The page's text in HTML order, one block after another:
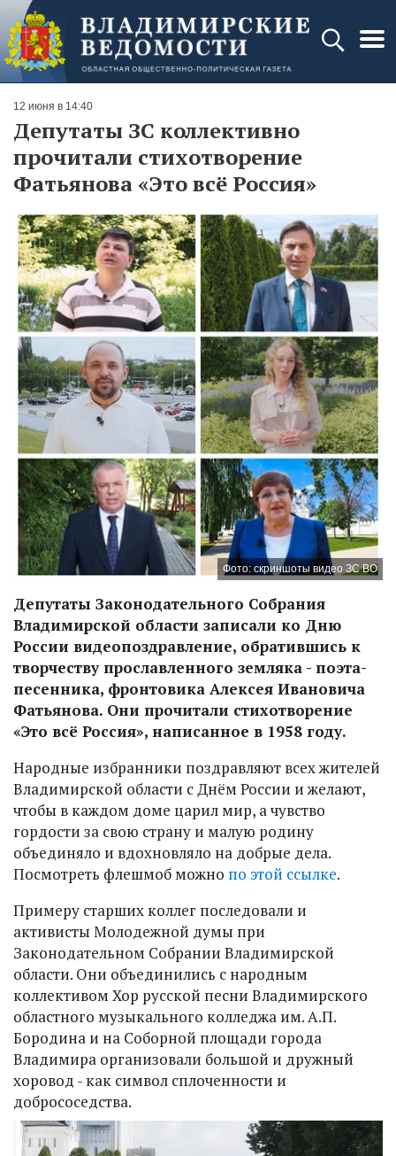
12 июня в 14:40
Депутаты ЗС коллективно
прочитали стихотворение
Фатьянова «Это всё Россия»
Фото: скриншоты видео ЗС ВО
Депутаты Законодательного Собрания
Владимирской области записали ко Дню
России видеопоздравление, обратившись к
творчеству прославленного земляка - поэта-
песенника, фронтовика Алексея Ивановича
Фатьянова. Они прочитали стихотворение
«Это всё Россия», написанное в 1958 году.
Народные избранники поздравляют всех жителей
Владимирской области с Днём России и желают,
чтобы в каждом доме царил мир, а чувство
гордости за свою страну и малую родину
объединяло и вдохновляло на добрые дела.
Посмотреть флешмоб можно по этой ссылке.
Примеру старших коллег последовали и
активисты Молодежной думы при
Законодательном Собрании Владимирской
области. Они объединились с народным
коллективом Хор русской песни Владимирского
областного музыкального колледжа им. А.П.
Бородина и на Соборной площади города
Владимира организовали большой и дружный
хоровод - как символ сплоченности и
добрососедства.